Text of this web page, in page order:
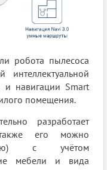
робота пылесоса
интеллектуальной
и навигации Smart
помещения.
разработает
его можно
с учётом
мебели и вида